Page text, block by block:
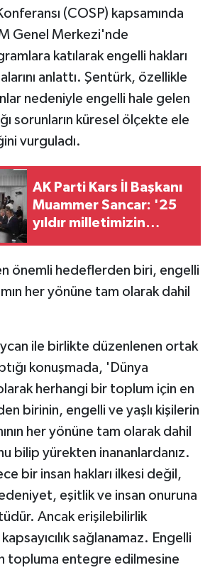
(COSP) kapsamında
Genel Merkezi'nde
katılarak engelli hakları
anlattı. Şentürk, özellikle
nedeniyle engelli hale gelen
sorunların küresel ölçekte ele
vurguladı.
AK Parti Kars İl Başkanı
Muammer Sancar: '25
yıldır milletimizin
önemli hedeflerden biri, engelli
her yönüne tam olarak dahil
ile birlikte düzenlenen ortak
konuşmada, 'Dünya
herhangi bir toplum için en
birinin, engelli ve yaşlı kişilerin
her yönüne tam olarak dahil
bilip yürekten inananlardanız.
bir insan hakları ilkesi değil,
eşitlik ve insan onuruna
Ancak erişilebilirlik
sağlanamaz. Engelli
topluma entegre edilmesine